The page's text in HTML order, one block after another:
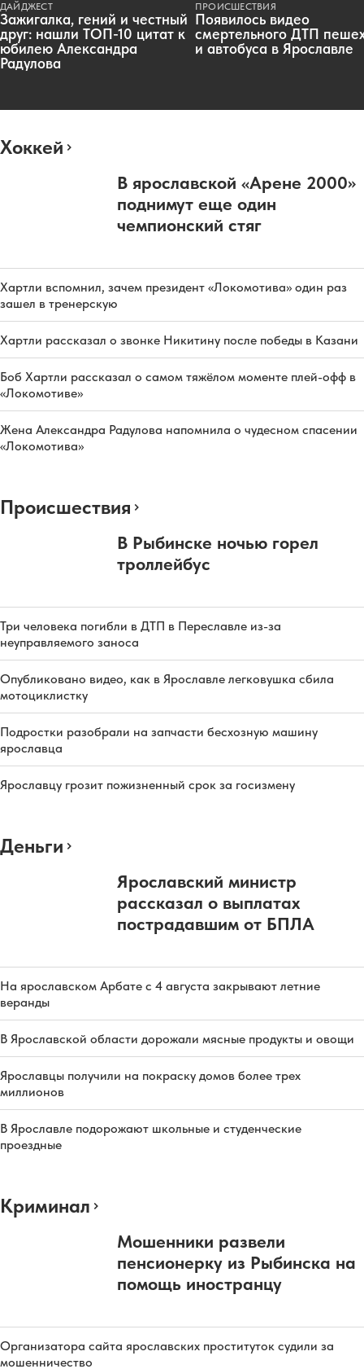
ДАЙДЖЕСТ
Зажигалка, гений и честный
друг: нашли ТОП-10 цитат к
юбилею Александра
Радулова
ПРОИСШЕСТВИЯ
Появилось видео
смертельного ДТП
и автобуса в Ярославле
Хоккей
В ярославской «Арене 2000»
поднимут еще один
чемпионский стяг
Хартли вспомнил, зачем президент «Локомотива» один раз
зашел в тренерскую
Хартли рассказал о звонке Никитину после победы в Казани
Боб Хартли рассказал о самом тяжёлом моменте плей-офф в
«Локомотиве»
Жена Александра Радулова напомнила о чудесном спасении
«Локомотива»
Происшествия
В Рыбинске ночью горел
троллейбус
Три человека погибли в ДТП в Переславле из-за
неуправляемого заноса
Опубликовано видео, как в Ярославле легковушка сбила
мотоциклистку
Подростки разобрали на запчасти бесхозную машину
ярославца
Ярославцу грозит пожизненный срок за госизмену
Деньги
Ярославский министр
рассказал о выплатах
пострадавшим от БПЛА
На ярославском Арбате с 4 августа закрывают летние
веранды
В Ярославской области дорожали мясные продукты и овощи
Ярославцы получили на покраску домов более трех
миллионов
В Ярославле подорожают школьные и студенческие
проездные
Криминал
Мошенники развели
пенсионерку из Рыбинска на
помощь иностранцу
Организатора сайта ярославских проституток судили за
мошенничество